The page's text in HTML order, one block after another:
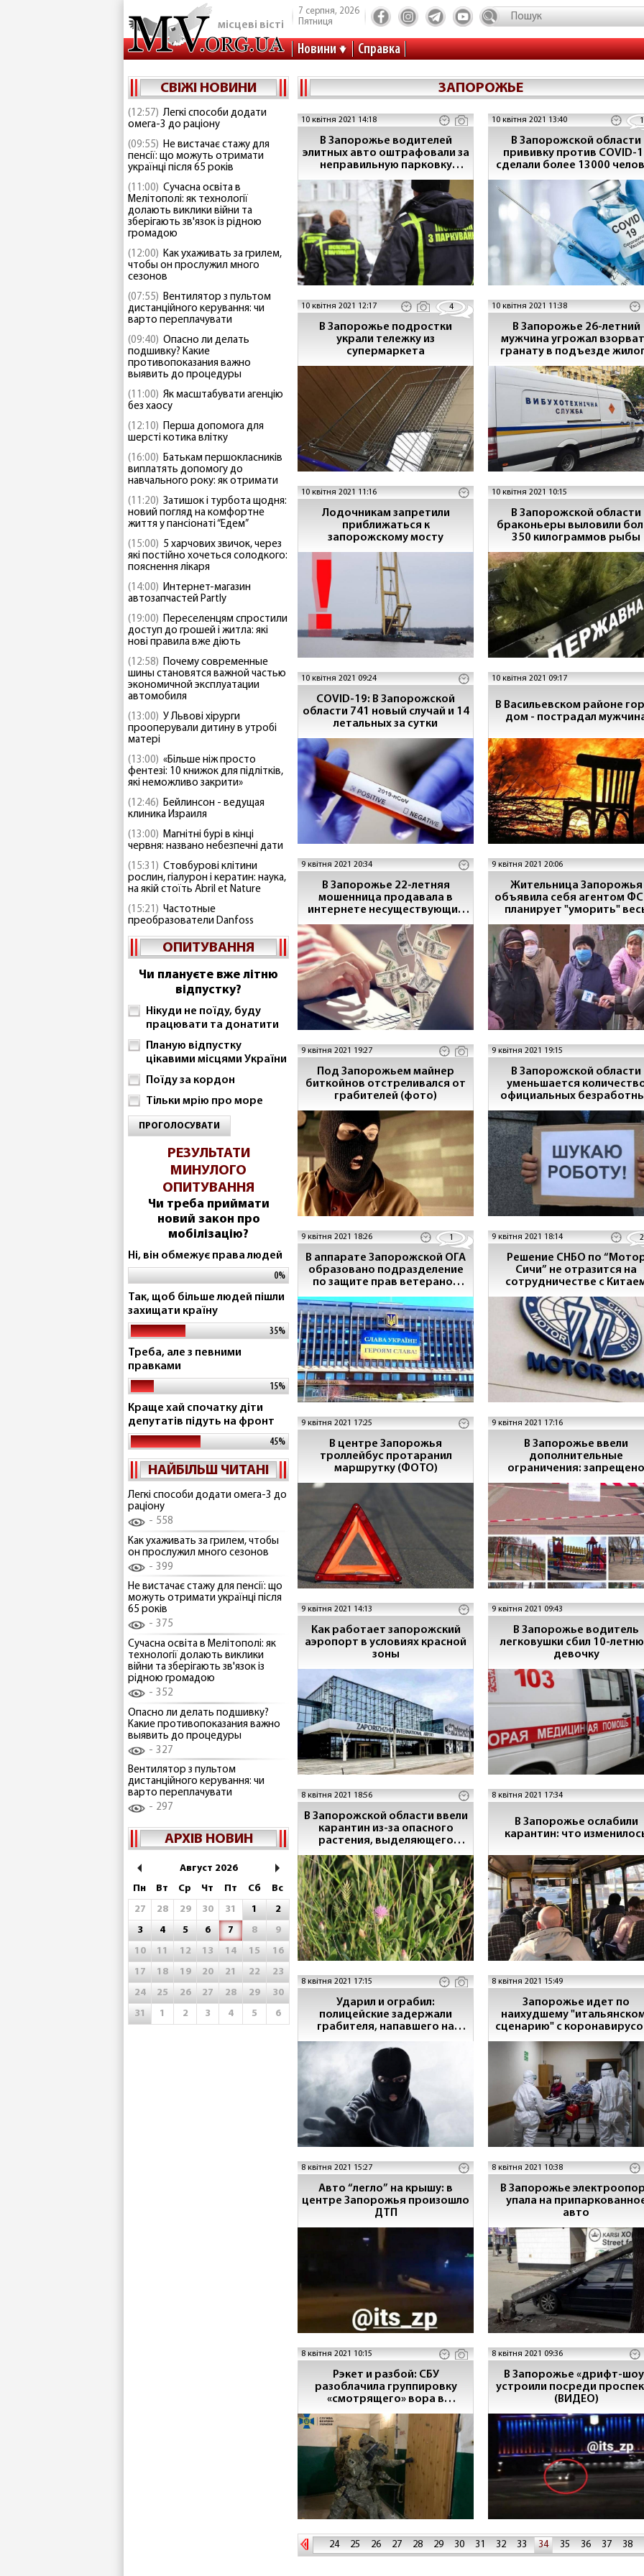
місцеві вісті
7 серпня, 2026
Пятниця
Новини Справка
СВІЖІ НОВИНИ
(12:57) Легкі способи додати
омега-3 до раціону
(09:55) Не вистачає стажу для
пенсії: що можуть отримати
українці після 65 років
(11:00) Сучасна освіта в
Мелітополі: як технології
долають виклики війни та
зберігають зв'язок із рідною
громадою
(12:00) Как ухаживать за грилем,
чтобы он прослужил много
сезонов
(07:55) Вентилятор з пультом
дистанційного керування: чи
варто переплачувати
(09:40) Опасно ли делать
подшивку? Какие
противопоказания важно
выявить до процедуры
(11:00) Як масштабувати агенцію
без хаосу
(12:10) Перша допомога для
шерсті котика влітку
(16:00) Батькам першокласників
виплатять допомогу до
навчального року: як отримати
(11:20) Затишок і турбота щодня:
новий погляд на комфортне
життя у пансіонаті “Едем”
(15:00) 5 харчових звичок, через
які постійно хочеться солодкого:
пояснення лікаря
(14:00) Интернет-магазин
автозапчастей Partly
(19:00) Переселенцям спростили
доступ до грошей і житла: які
нові правила вже діють
(12:58) Почему современные
шины становятся важной частью
экономичной эксплуатации
автомобиля
(13:00) У Львові хірурги
прооперували дитину в утробі
матері
(13:00) «Більше ніж просто
фентезі: 10 книжок для підлітків,
які неможливо закрити»
(12:46) Бейлинсон - ведущая
клиника Израиля
(13:00) Магнітні бурі в кінці
червня: названо небезпечні дати
(15:31) Стовбурові клітини
рослин, гіалурон і кератин: наука,
на якій стоїть Abril et Nature
(15:21) Частотные
преобразователи Danfoss
ОПИТУВАННЯ
Чи плануєте вже літню
відпустку?
Нікуди не поїду, буду
працювати та донатити
Планую відпустку
цікавими місцями України
Поїду за кордон
Тільки мрію про море
ПРОГОЛОСУВАТИ
РЕЗУЛЬТАТИ
МИНУЛОГО
ОПИТУВАННЯ
Чи треба приймати
новий закон про
мобілізацію?
Ні, він обмежує права людей
0%
Так, щоб більше людей пішли
захищати країну
35%
Треба, але з певними
правками
15%
Краще хай спочатку діти
депутатів підуть на фронт
45%
НАЙБІЛЬШ ЧИТАНІ
Легкі способи додати омега-3 до
раціону
558
Как ухаживать за грилем, чтобы
он прослужил много сезонов
399
Не вистачає стажу для пенсії: що
можуть отримати українці після
65 років
375
Сучасна освіта в Мелітополі: як
технології долають виклики
війни та зберігають зв'язок із
рідною громадою
352
Опасно ли делать подшивку?
Какие противопоказания важно
выявить до процедуры
327
Вентилятор з пультом
дистанційного керування: чи
варто переплачувати
297
АРХІВ НОВИН
Август 2026
Пн
Вт Ср Чт Пт Сб
Вс
27
28 29 30 31 1
2
3
4 5 6 7 8
9
10
11 12 13 14 15
16
17
18 19 20 21 22
23
24
25 26 27 28 29
30
31
1 2 3 4 5 6
ЗАПОРОЖЬЕ
10 квітня 2021 14:18
В Запорожье водителей
элитных авто оштрафовали за
неправильную парковку
(ФОТО)
10 квітня 2021 13:40 1
В Запорожской области
прививку против COVID-
сделали более 13000
10 квітня 2021 12:17 4
В Запорожье подростки
украли тележку из
супермаркета
10 квітня 2021 11:38
В Запорожье 26-летний
мужчина угрожал
гранату в подъезде
дома (ФОТО)
10 квітня 2021 11:16
Лодочникам запретили
приближаться к
запорожскому мосту
10 квітня 2021 10:15
В Запорожской области
браконьеры выловили
350 килограммов рыбы
10 квітня 2021 09:24
COVID-19: В Запорожской
области 741 новый случай и 14
летальных за сутки
10 квітня 2021 09:17
В Васильевском районе
дом - пострадал
9 квітня 2021 20:34
В Запорожье 22-летняя
мошенница продавала в
интернете несуществующие
товары
9 квітня 2021 20:06
Жительница Запорожья
объявила себя агентом
планирует "уморить"
подъезд (видео)
9 квітня 2021 19:27
Под Запорожьем майнер
биткойнов отстреливался от
грабителей (фото)
9 квітня 2021 19:15
В Запорожской области
уменьшается
официальных
9 квітня 2021 18:26 1
В аппарате Запорожской ОГА
образовано подразделение
по защите прав ветеранов
российско-украинской войны
9 квітня 2021 18:14 2
Решение СНБО по
Сичи” не отразится на
сотрудничестве с
9 квітня 2021 17:25
В центре Запорожья
троллейбус протаранил
маршрутку (ФОТО)
9 квітня 2021 17:16
В Запорожье ввели
дополнительные
ограничения: запрещено
посещение детских и
спортивных площадок
9 квітня 2021 14:13
Как работает запорожский
аэропорт в условиях красной
зоны
9 квітня 2021 09:43
В Запорожье водитель
легковушки сбил 10-
девочку
8 квітня 2021 18:56
В Запорожской области ввели
карантин из-за опасного
растения, выделяющего
фенол
8 квітня 2021 17:34
В Запорожье ослабили
карантин: что
8 квітня 2021 17:15
Ударил и ограбил:
полицейские задержали
грабителя, напавшего на
жителя Запорожья (ФОТО)
8 квітня 2021 15:49
Запорожье идет по
наихудшему
сценарию" с
ОГА
8 квітня 2021 15:27
Авто “легло” на крышу: в
центре Запорожья произошло
ДТП
8 квітня 2021 10:38
В Запорожье
упала на
авто
8 квітня 2021 10:15
Рэкет и разбой: СБУ
разоблачила группировку
«смотрящего» вора в
Запорожье
8 квітня 2021 09:36
В Запорожье «дрифт-
устроили посреди
(ВИДЕО)
24 25 26 27 28 29 30 31 32 33 34 35 36 37
38